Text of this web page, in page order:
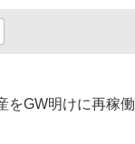
をGW明けに再稼働